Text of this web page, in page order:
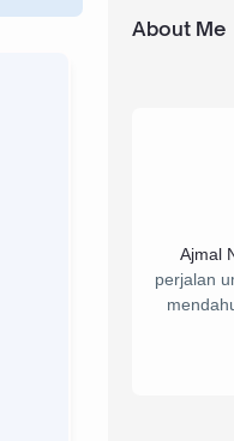
About Me
Ajmal
perjalan